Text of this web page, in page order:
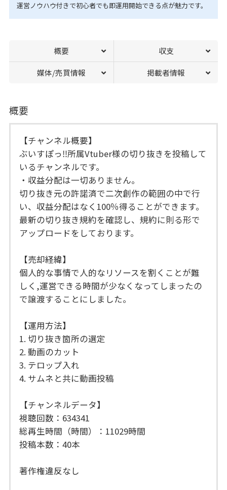
運営ノウハウ付きで初心者でも即運用開始できる点が魅力です。
概要 収支
媒体/売買情報 掲載者情報
概要
【チャンネル概要】
ぶいすぽっ‼︎所属Vtuber様の切り抜きを投稿して
いるチャンネルです。
・収益分配は一切ありません。
切り抜き元の許諾済で二次創作の範囲の中で行
い、収益分配はなく100％得ることができます。
最新の切り抜き規約を確認し、規約に則る形で
アップロードをしております。
【売却経緯】
個人的な事情で人的なリソースを割くことが難
しく,運営できる時間が少なくなってしまったの
で譲渡することにしました。
【運用方法】
1. 切り抜き箇所の選定
2. 動画のカット
3. テロップ入れ
4. サムネと共に動画投稿
【チャンネルデータ】
視聴回数：634341
総再生時間（時間）：11029時間
投稿本数：40本
著作権違反なし